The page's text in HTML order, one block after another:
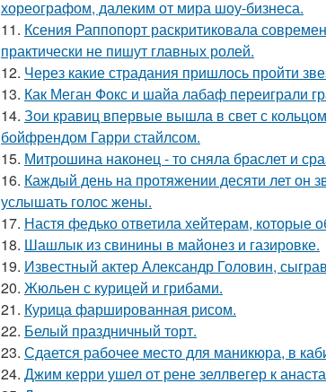
хореографом, далеким от мира шоу-бизнеса.
11. Ксения Раппопорт раскритиковала
практически не пишут главных ролей.
12. Через какие страдания пришлось пройти
13. Как Меган Фокс и шайа лабаф переиграли
14. Зои кравиц впервые вышла в свет с
бойфрендом Гарри стайлсом.
15. Митрошина наконец - то сняла браслет и
16. Каждый день на протяжении десяти лет он
услышать голос жены.
17. Настя федько ответила хейтерам, которые
18. Шашлык из свинины в майонез и газировке.
19. Известный актер Александр Головин,
20. Жюльен с курицей и грибами.
21. Курица фаршированная рисом.
22. Белый праздничный торт.
23. Сдается рабочее место для маникюра, в
24. Джим керри ушел от рене зеллвегер к